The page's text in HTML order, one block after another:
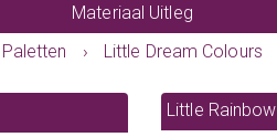
Materiaal Uitleg
› Little Dream Colours
Little Rainbow